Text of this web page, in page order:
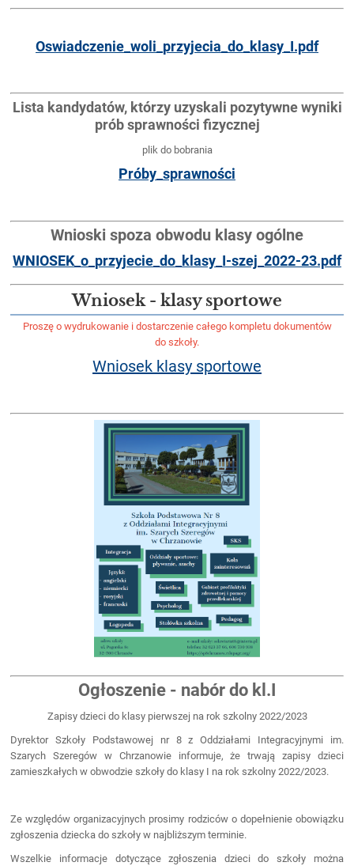
Oswiadczenie_woli_przyjecia_do_klasy_I.pdf
Lista kandydatów, którzy uzyskali pozytywne wyniki
prób sprawności fizycznej
plik do bobrania
Próby_sprawności
Wnioski spoza obwodu klasy ogólne
WNIOSEK_o_przyjecie_do_klasy_I-szej_2022-23.pdf
Wniosek - klasy sportowe
Proszę o wydrukowanie i dostarczenie całego kompletu dokumentów
do szkoły.
Wniosek klasy sportowe
Ogłoszenie - nabór do kl.I
Zapisy dzieci do klasy pierwszej na rok szkolny 2022/2023
Dyrektor Szkoły Podstawowej nr 8 z Oddziałami Integracyjnymi im.
Szarych Szeregów w Chrzanowie informuje, że trwają zapisy dzieci
zamieszkałych w obwodzie szkoły do klasy I na rok szkolny 2022/2023.
Ze względów organizacyjnych prosimy rodziców o dopełnienie obowiązku
zgłoszenia dziecka do szkoły w najbliższym terminie.
Wszelkie informacje dotyczące zgłoszenia dzieci do szkoły można